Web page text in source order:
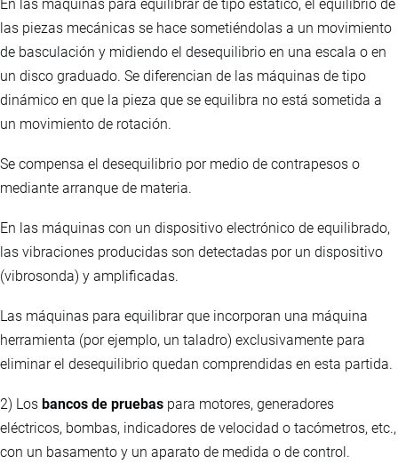
En las máquinas para equilibrar de tipo estático, el equilibrio de
las piezas mecánicas se hace sometiéndolas a un movimiento
de basculación y midiendo el desequilibrio en una escala o en
un disco graduado. Se diferencian de las máquinas de tipo
dinámico en que la pieza que se equilibra no está sometida a
un movimiento de rotación.
Se compensa el desequilibrio por medio de contrapesos o
mediante arranque de materia.
En las máquinas con un dispositivo electrónico de equilibrado,
las vibraciones producidas son detectadas por un dispositivo
(vibrosonda) y amplificadas.
Las máquinas para equilibrar que incorporan una máquina
herramienta (por ejemplo, un taladro) exclusivamente para
eliminar el desequilibrio quedan comprendidas en esta partida.
2) Los bancos de pruebas para motores, generadores
eléctricos, bombas, indicadores de velocidad o tacómetros, etc.,
con un basamento y un aparato de medida o de control.